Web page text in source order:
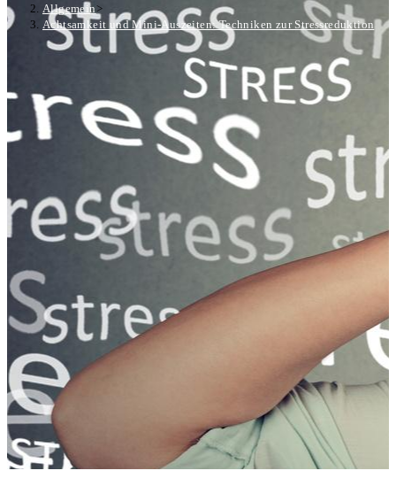
Allgemein>
Achtsamkeit und Mini-Auszeiten: Techniken zur Stressreduktion